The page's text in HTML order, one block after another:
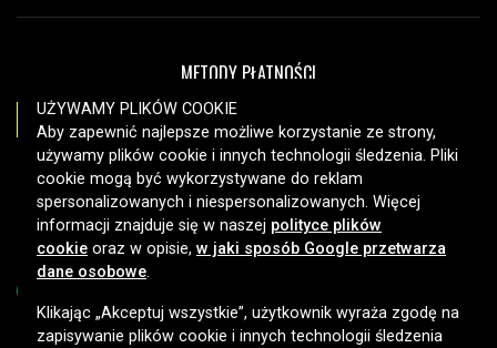
METODY PŁATNOŚCI
OPCJE DOSTAWY
UŻYWAMY PLIKÓW COOKIE
Aby zapewnić najlepsze możliwe korzystanie ze strony,
używamy plików cookie i innych technologii śledzenia. Pliki
cookie mogą być wykorzystywane do reklam
spersonalizowanych i niespersonalizowanych. Więcej
informacji znajduje się w naszej polityce plików
cookie oraz w opisie, w jaki sposób Google przetwarza
dane osobowe.
Klikając „Akceptuj wszystkie”, użytkownik wyraża zgodę na
zapisywanie plików cookie i innych technologii śledzenia